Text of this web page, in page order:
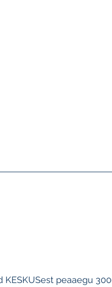
peaaegu